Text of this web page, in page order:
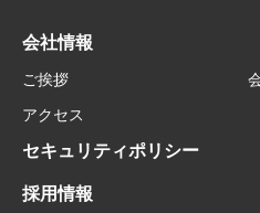
会社情報
ご挨拶
アクセス
セキュリティポリシー
採用情報